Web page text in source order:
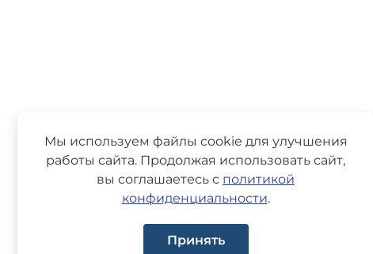
Мы используем файлы cookie для улучшения
работы сайта. Продолжая использовать сайт,
вы соглашаетесь с политикой
конфиденциальности.
Принять